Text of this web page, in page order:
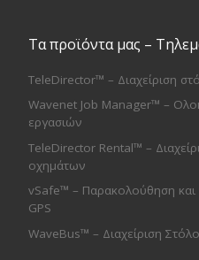
Τα προϊόντα μας –
TeleDirector™ – Διαχείριση
Wavenet Job Manager™ –
εργασιών
TeleDirector Rental™ –
οχημάτων
vSafe™ – Παρακολούθηση και
GPS
WaveBus™ – Διαχείριση